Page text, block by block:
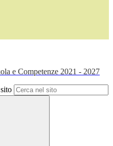
e Competenze 2021 - 2027